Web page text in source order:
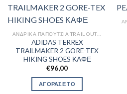
ΑΝΔΡΙΚΆ ΠΑΠΟΎΤΣΙΑ TRAIL OUTDOR
ADIDAS TERREX
TRAILMAKER 2 GORE-TEX
HIKING SHOES ΚΑΦΕ
€96,00
ΑΓΟΡΑΣΕ ΤΟ